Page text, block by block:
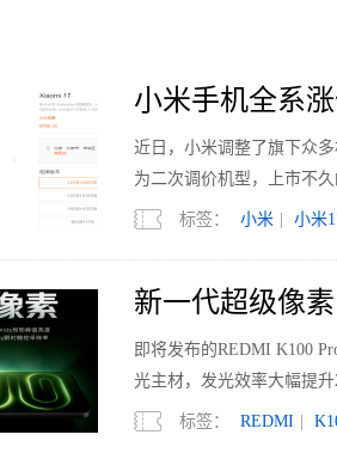
小米手机全系
近日，小米调整了旗下众
为二次调价机型，上市不
标签： 小米 小米
新一代超级像
即将发布的REDMI K100
光主材，发光效率大幅提升
标签： REDMI